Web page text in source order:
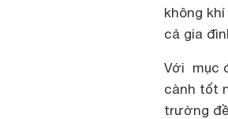
không
cả gia
Với mục
cành tốt
trường